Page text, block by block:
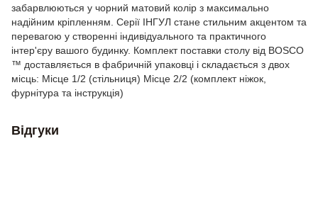
забарвлюються у чорний матовий колір з максимально
надійним кріпленням. Серії ІНГУЛ стане стильним акцентом та
перевагою у створенні індивідуального та практичного
інтер'єру вашого будинку. Комплект поставки столу від BOSCO
™ доставляється в фабричній упаковці і складається з двох
місць: Місце 1/2 (стільниця) Місце 2/2 (комплект ніжок,
фурнітура та інструкція)
Відгуки